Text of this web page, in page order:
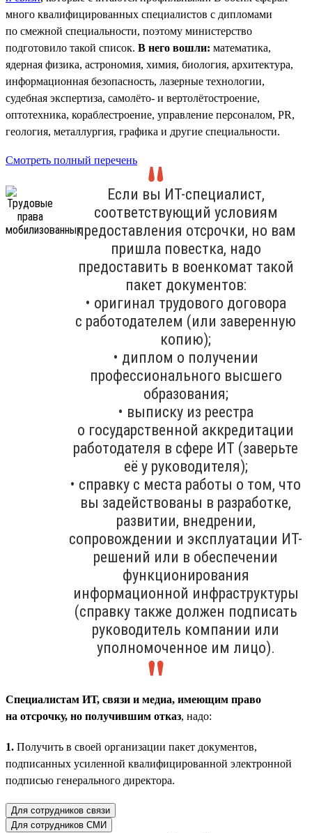
много квалифицированных специалистов с дипломами
по смежной специальности, поэтому министерство
подготовило такой список. В него вошли: математика,
ядерная физика, астрономия, химия, биология, архитектура,
информационная безопасность, лазерные технологии,
судебная экспертиза, самолёто- и вертолётостроение,
оптотехника, кораблестроение, управление персоналом, PR,
геология, металлургия, графика и другие специальности.
Смотреть полный перечень
Если вы ИТ-специалист,
соответствующий условиям
предоставления отсрочки, но вам
пришла повестка, надо
предоставить в военкомат такой
пакет документов:
• оригинал трудового договора
с работодателем (или заверенную
копию);
• диплом о получении
профессионального высшего
образования;
• выписку из реестра
о государственной аккредитации
работодателя в сфере ИТ (заверьте
её у руководителя);
• справку с места работы о том, что
вы задействованы в разработке,
развитии, внедрении,
сопровождении и эксплуатации ИТ-
решений или в обеспечении
функционирования
информационной инфраструктуры
(справку также должен подписать
руководитель компании или
уполномоченное им лицо).
Специалистам ИТ, связи и медиа, имеющим право
на отсрочку, но получившим отказ, надо:
1. Получить в своей организации пакет документов,
подписанных усиленной квалифицированной электронной
подписью генерального директора.
Для сотрудников связи
Для сотрудников СМИ